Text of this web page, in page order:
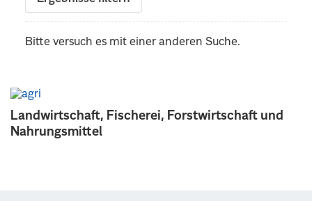
Landwirtschaft, Fischerei, Forstwirtschaft und
Nahrungsmittel
Bitte versuch es mit einer anderen Suche.